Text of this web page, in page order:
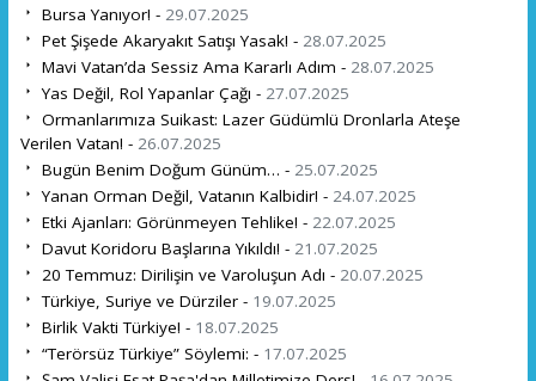
Bursa Yanıyor! - 29.07.2025
Pet Şişede Akaryakıt Satışı Yasak! - 28.07.2025
Mavi Vatan’da Sessiz Ama Kararlı Adım - 28.07.2025
Yas Değil, Rol Yapanlar Çağı - 27.07.2025
Ormanlarımıza Suikast: Lazer Güdümlü Dronlarla Ateşe
Verilen Vatan! - 26.07.2025
Bugün Benim Doğum Günüm… - 25.07.2025
Yanan Orman Değil, Vatanın Kalbidir! - 24.07.2025
Etki Ajanları: Görünmeyen Tehlike! - 22.07.2025
Davut Koridoru Başlarına Yıkıldı! - 21.07.2025
20 Temmuz: Dirilişin ve Varoluşun Adı - 20.07.2025
Türkiye, Suriye ve Dürziler - 19.07.2025
Birlik Vakti Türkiye! - 18.07.2025
“Terörsüz Türkiye” Söylemi: - 17.07.2025